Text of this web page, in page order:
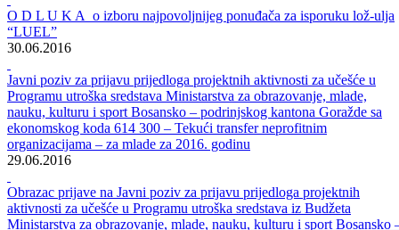
Rezultati pretrage za ""